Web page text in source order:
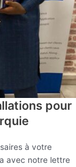
pour
à votre
avec notre lettre